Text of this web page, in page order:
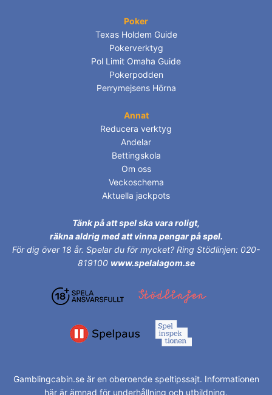
Poker
Texas Holdem Guide
Pokerverktyg
Pol Limit Omaha Guide
Pokerpodden
Perrymejsens Hörna
Annat
Reducera verktyg
Andelar
Bettingskola
Om oss
Veckoschema
Aktuella jackpots
Tänk på att spel ska vara roligt,
räkna aldrig med att vinna pengar på spel.
För dig över 18 år. Spelar du för mycket? Ring Stödlinjen: 020-
819100 www.spelalagom.se
Gamblingcabin.se är en oberoende speltipssajt. Informationen
här är ämnad för underhållning och utbildning.